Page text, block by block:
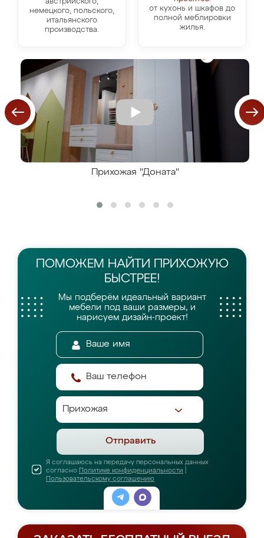
немецкого, польского,
итальянского
производства.
от кухонь и шкафов до
полной меблировки
жилья.
Прихожая "Доната"
ПОМОЖЕМ НАЙТИ
ПРИХОЖУЮ
БЫСТРЕЕ!
Мы подберём идеальный вариант
мебели под ваши размеры, и
нарисуем дизайн-проект!
Отправить
Я соглашаюсь на передачу персональных данных
согласно Политике конфиденциальности
Пользовательскому соглашению